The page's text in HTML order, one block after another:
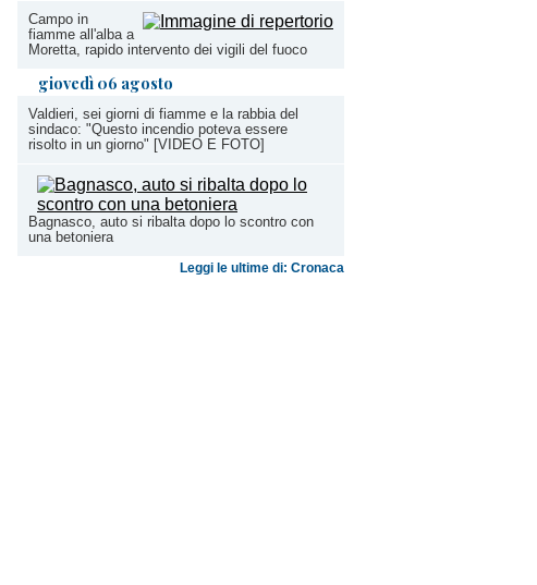
Campo in
fiamme all'alba a
Moretta, rapido intervento dei vigili del fuoco
giovedì 06 agosto
Valdieri, sei giorni di fiamme e la rabbia del
sindaco: "Questo incendio poteva essere
risolto in un giorno" [VIDEO E FOTO]
Bagnasco, auto si ribalta dopo lo scontro con
una betoniera
Leggi le ultime di: Cronaca